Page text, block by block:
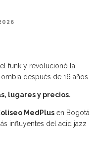
funk y revolucionó la
después de 16 años.
lugares y precios.
MedPlus en Bogotá
influyentes del acid jazz